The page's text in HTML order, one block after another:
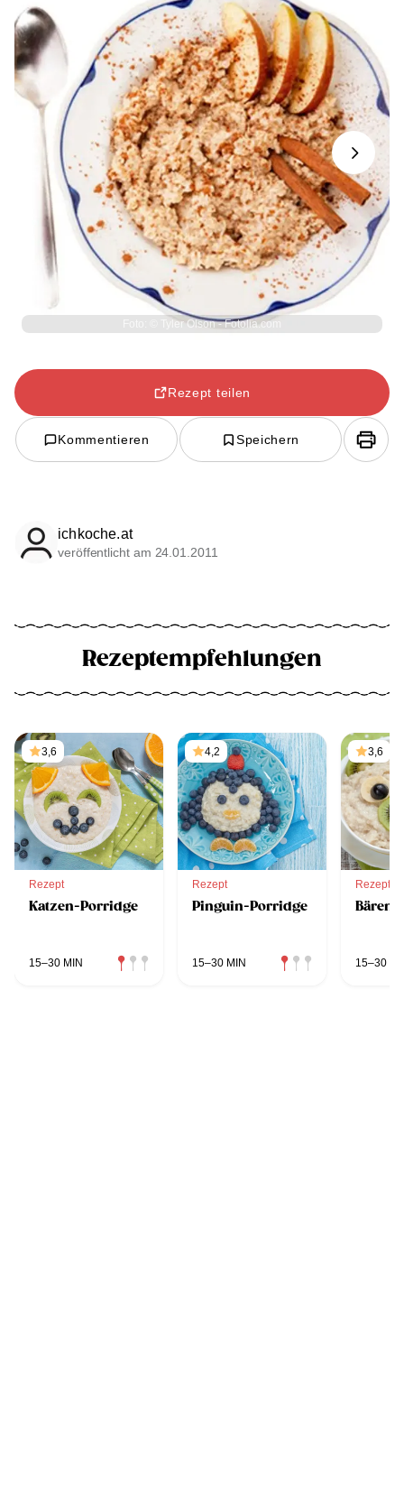
Foto: © Tyler Olson - Fotolia.com
Next
Rezept teilen
Kommentieren Speichern
ichkoche.at
veröffentlicht am 24.01.2011
Rezeptempfehlungen
3,6
Rezept
Katzen-Porridge
15–30 MIN
4,2
Rezept
Pinguin-Porridge
15–30 MIN
3,6
Rezept
Bären-
15–30